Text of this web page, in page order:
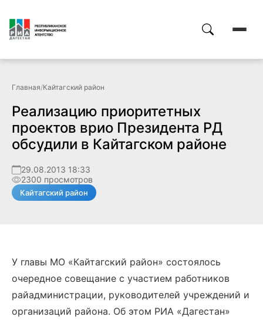
Главная/Кайтагский район
Реализацию приоритетных
проектов врио Президента РД
обсудили в Кайтагском районе
29.08.2013 18:33
2300 просмотров
Кайтагский район
У главы МО «Кайтагский район» состоялось
очередное совещание с участием работников
райадминистрации, руководителей учреждений и
организаций района. Об этом РИА «Дагестан»